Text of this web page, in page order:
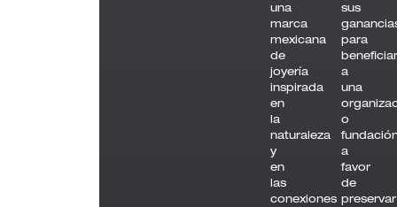
una
marca
mexicana
de
joyería
inspirada
en
la
naturaleza
y
en
las
conexiones
sus
para
a
una
o
a
favor
de
preservar